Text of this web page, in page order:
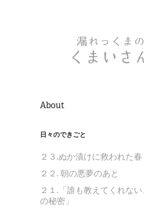
About
日々のできごと
２３.ぬか漬けに救われた春
２２. 朝の悪夢のあと
２１.「誰も教えてくれな
の秘密」